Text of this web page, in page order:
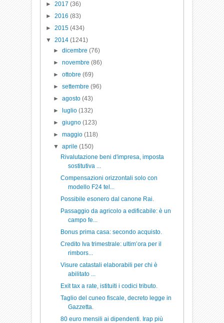
►2017(36)
►2016(83)
►2015(434)
▼2014(1241)
► dicembre (76)
► novembre (86)
► ottobre (69)
► settembre (96)
► agosto (43)
►
luglio (132)
► giugno (123)
► maggio (118)
▼ aprile (150)
Rivalutazione beni d'impresa, imposta
sostitutiva ...
Compensazioni orizzontali solo con
modello F24 tel...
Possibile esonero dal canone Rai.
Passaggio da agricolo a edificabile: è un
campo fe...
Bonus prima casa: secondo acquisto.
Credito Iva trimestrale: ultim’ora per il
rimbors...
Visure catastali elaborabili per chi è
abilitato ...
Exit tax a rate, istituiti i codici tributo.
Taglio del cuneo fiscale, decreto legge in
Gazzetta.
80 euro mensili ai dipendenti. Irap più